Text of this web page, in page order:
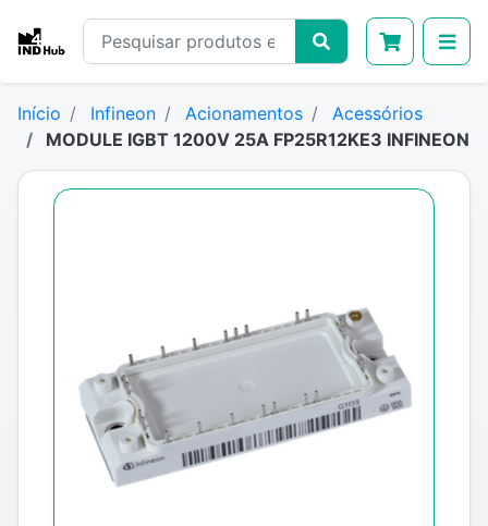
Início Infineon Acionamentos
Acessórios
MODULE IGBT 1200V 25A FP25R12KE3 INFINEON